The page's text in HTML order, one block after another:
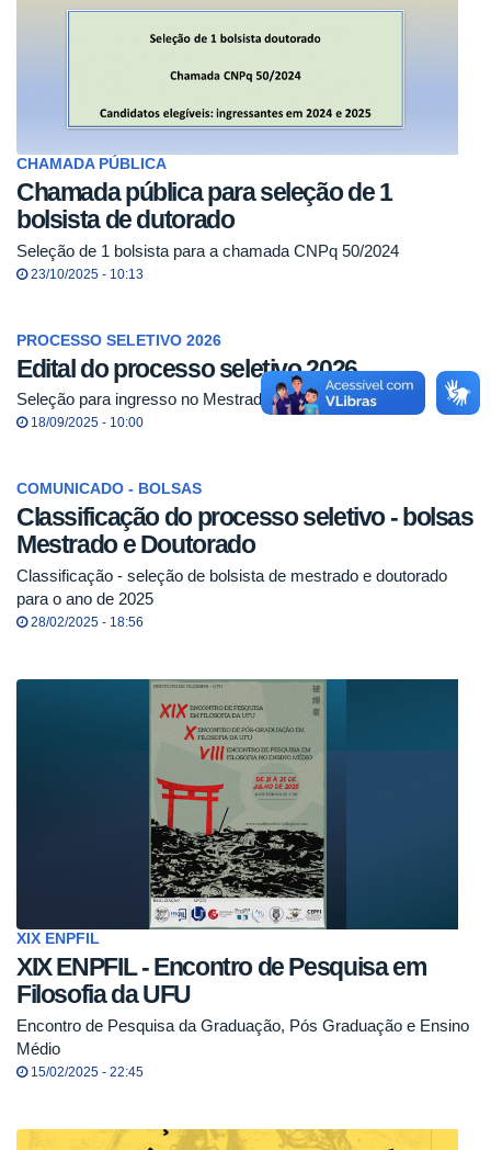
CHAMADA PÚBLICA
Chamada pública para seleção de 1
bolsista de dutorado
Seleção de 1 bolsista para a chamada CNPq 50/2024
23/10/2025 - 10:13
PROCESSO SELETIVO 2026
Edital do processo seletivo 2026
Seleção para ingresso no Mestrado e Doutorado 2026
18/09/2025 - 10:00
COMUNICADO - BOLSAS
Classificação do processo seletivo - bolsas
Mestrado e Doutorado
Classificação - seleção de bolsista de mestrado e doutorado
para o ano de 2025
28/02/2025 - 18:56
XIX ENPFIL
XIX ENPFIL - Encontro de Pesquisa em
Filosofia da UFU
Encontro de Pesquisa da Graduação, Pós Graduação e Ensino
Médio
15/02/2025 - 22:45